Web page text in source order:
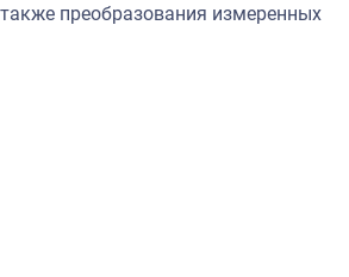
преобразования измеренных